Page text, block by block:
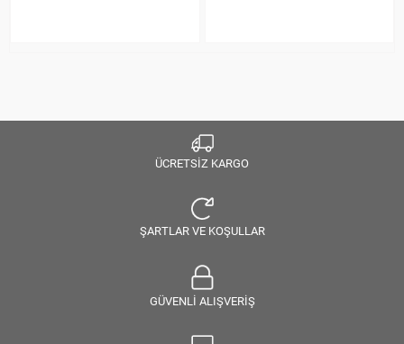
ÜCRETSİZ KARGO
ŞARTLAR VE KOŞULLAR
GÜVENLİ ALIŞVERİŞ